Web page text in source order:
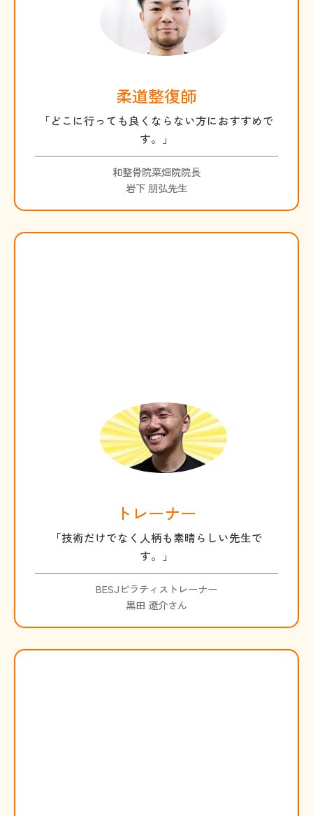
柔道整復師
「どこに行っても良くならない方におすすめで
す。」
和整骨院菜畑院院長
岩下 朋弘先生
トレーナー
「技術だけでなく人柄も素晴らしい先生で
す。」
BESJピラティストレーナー
黒田 遼介さん